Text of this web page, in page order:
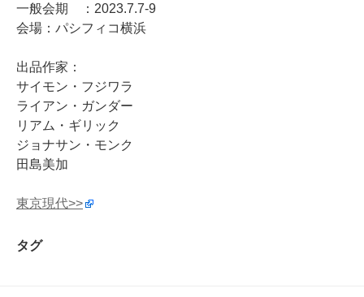
一般会期 ： 2023.7.7-9
会場：パシフィコ横浜
出品作家：
サイモン・フジワラ
ライアン・ガンダー
リアム・ギリック
ジョナサン・モンク
田島美加
東京現代>>
タグ